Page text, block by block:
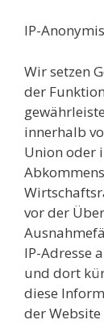
IP-
Wir setzen
der
innerhalb
Union oder
vor der
IP-Adresse
und dort
diese
der Website